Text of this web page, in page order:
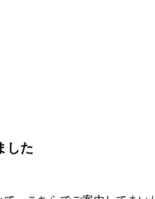
した